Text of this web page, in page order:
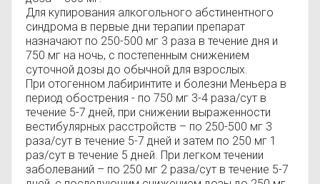
Для купирования алкогольного абстинентного
синдрома в первые дни терапии препарат
назначают по 250-500 мг 3 раза в течение дня и
750 мг на ночь, с постепенным снижением
суточной дозы до обычной для взрослых.
При отогенном лабиринтите и болезни Меньера в
период обострения - по 750 мг 3-4 раза/сут в
течение 5-7 дней, при снижении выраженности
вестибулярных расстройств – по 250-500 мг 3
раза/сут в течение 5-7 дней и затем по 250 мг 1
раз/сут в течение 5 дней. При легком течении
заболеваний – по 250 мг 2 раза/сут в течение 5-7